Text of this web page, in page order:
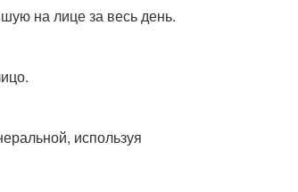
на лице за весь день.
используя